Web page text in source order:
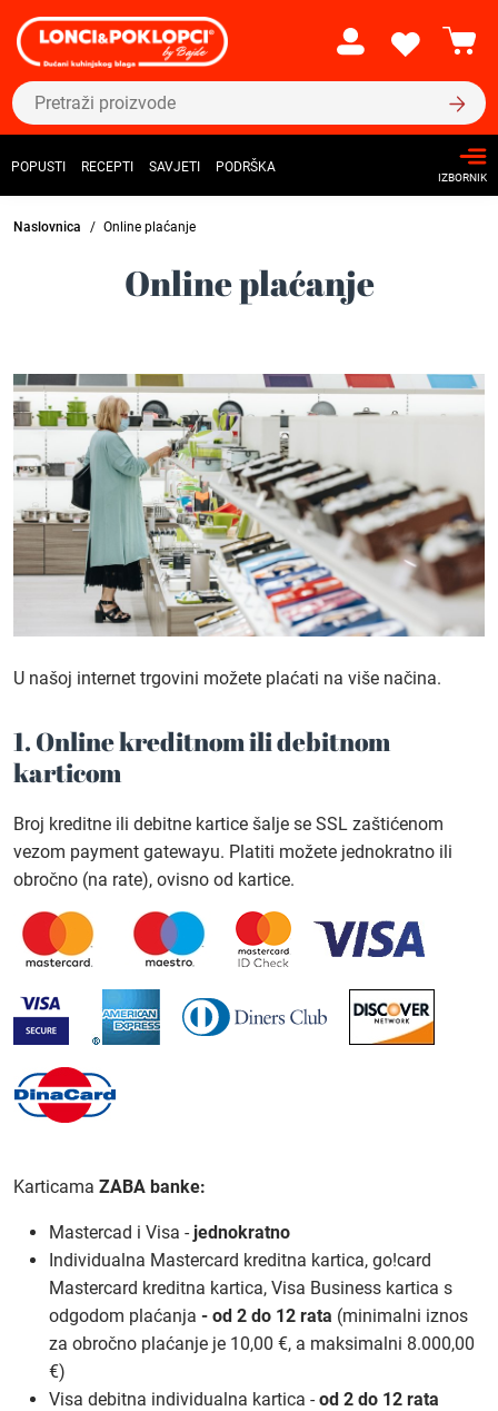
POPUSTI RECEPTI SAVJETI PODRŠKA
IZBORNIK
Naslovnica Online plaćanje
Online plaćanje
U našoj internet trgovini možete plaćati na više načina.
1. Online kreditnom ili debitnom
karticom
Broj kreditne ili debitne kartice šalje se SSL zaštićenom
vezom payment gatewayu. Platiti možete jednokratno ili
obročno (na rate), ovisno od kartice.
Karticama ZABA banke:
Mastercad i Visa - jednokratno
Individualna Mastercard kreditna kartica, go!card
Mastercard kreditna kartica, Visa Business kartica s
odgodom plaćanja - od 2 do 12 rata (minimalni iznos
za obročno plaćanje je 10,00 €, a maksimalni 8.000,00
€)
Visa debitna individualna kartica -od 2 do 12 rata